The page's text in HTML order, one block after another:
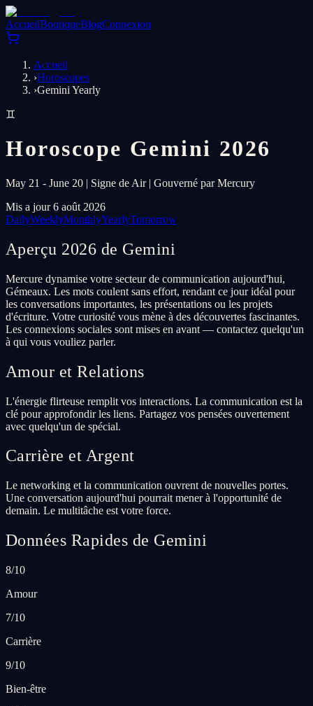
AccueilBoutiqueBlogConnexion
Accueil
›Horoscopes
›Gemini Yearly
♊
Horoscope Gemini 2026
May 21 - June 20 | Signe de Air | Gouverné par Mercury
Mis a jour 6 août 2026
DailyWeeklyMonthlyYearlyTomorrow
Aperçu 2026 de Gemini
Mercure dynamise votre secteur de communication aujourd'hui,
Gémeaux. Les mots coulent sans effort, rendant ce jour idéal pour
les conversations importantes, les présentations ou les projets
d'écriture. Votre curiosité vous mène à des découvertes fascinantes.
Les connexions sociales sont mises en avant — contactez quelqu'un
à qui vous vouliez parler.
Amour et Relations
L'énergie flirteuse remplit vos interactions. La communication est la
clé pour approfondir les liens. Partagez vos pensées ouvertement
avec quelqu'un de spécial.
Carrière et Argent
Le networking et la communication ouvrent de nouvelles portes.
Une conversation aujourd'hui pourrait mener à l'opportunité de
demain. Le multitâche est votre force.
Données Rapides de Gemini
8/10
Amour
7/10
Carrière
9/10
Bien-être